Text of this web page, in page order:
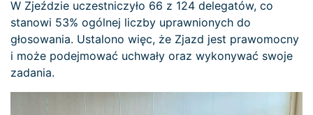
W Zjeździe uczestniczyło 66 z 124 delegatów, co
stanowi 53% ogólnej liczby uprawnionych do
głosowania. Ustalono więc, że Zjazd jest prawomocny
i może podejmować uchwały oraz wykonywać swoje
zadania.